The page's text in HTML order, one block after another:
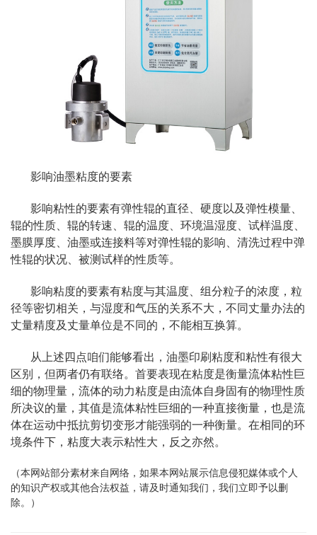
影响油墨粘度的要素
影响粘性的要素有弹性辊的直径、硬度以及弹性模量、
辊的性质、辊的转速、辊的温度、环境温湿度、试样温度、
墨膜厚度、油墨或连接料等对弹性辊的影响、清洗过程中弹
性辊的状况、被测试样的性质等。
影响粘度的要素有粘度与其温度、组分粒子的浓度，粒
径等密切相关，与湿度和气压的关系不大，不同丈量办法的
丈量精度及丈量单位是不同的，不能相互换算。
从上述四点咱们能够看出，油墨印刷粘度和粘性有很大
区别，但两者仍有联络。首要表现在粘度是衡量流体粘性巨
细的物理量，流体的动力粘度是由流体自身固有的物理性质
所决议的量，其值是流体粘性巨细的一种直接衡量，也是流
体在运动中抵抗剪切变形才能强弱的一种衡量。在相同的环
境条件下，粘度大表示粘性大，反之亦然。
（本网站部分素材来自网络，如果本网站展示信息侵犯媒体或个人
的知识产权或其他合法权益，请及时通知我们，我们立即予以删
除。）